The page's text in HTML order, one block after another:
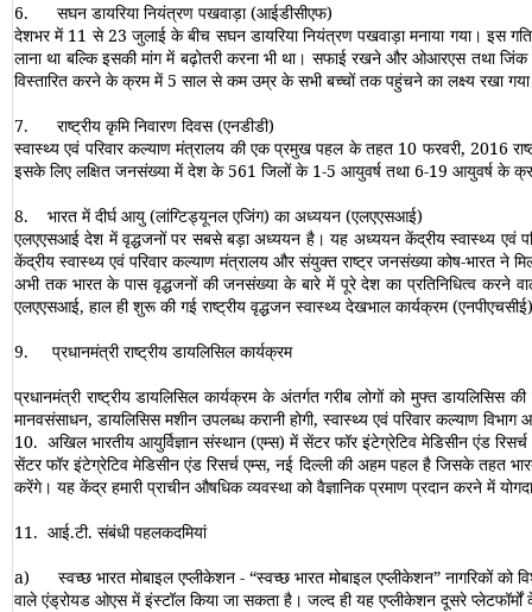
6. सघन डायरिया नियंत्रण पखवाड़ा(आईडीसीएफ)
देशभर में 11 से 23 जुलाई के बीच सघन डायरिया नियंत्रण पखवाड़ा मनाया गया। इस
लाना था बल्कि इसकी मांग में बढ़ोतरी करना भी था। सफाई रखने और ओआरएस तथा
विस्तारित करने के क्रम में 5 साल से कम उम्र के सभी बच्चों तक पहुंचने का लक्ष्य रखा
7. राष्ट्रीय कृमि निवारण दिवस (एनडीडी)
स्वास्थ्य एवं परिवार कल्याण मंत्रालय की एक प्रमुख पहल के तहत 10 फरवरी, 2016
इसके लिए लक्षित जनसंख्या में देश के 561 जिलों के 1-5 आयुवर्ष तथा 6-19 आयुवर्ष के
8. भारत में दीर्घ आयु (लांग्टिड्यूनल एजिंग) का अध्ययन (एलएएसआई)
एलएएसआई देश में वृद्धजनों पर सबसे बड़ा अध्ययन है। यह अध्ययन केंद्रीय स्वास्थ्य एवं
केंद्रीय स्वास्थ्य एवं परिवार कल्याण मंत्रालय और संयुक्त राष्ट्र जनसंख्या कोष-भारत ने
अभी तक भारत के पास वृद्धजनों की जनसंख्या के बारे में पूरे देश का प्रतिनिधित्व करने
एलएएसआई, हाल ही शुरू की गई राष्ट्रीय वृद्धजन स्वास्थ्य देखभाल कार्यक्रम
9. प्रधानमंत्री राष्ट्रीय डायलिसिल कार्यक्रम
प्रधानमंत्री राष्ट्रीय डायलिसिल कार्यक्रम के अंतर्गत गरीब लोगों को मुफ्त डायलिसिस
मानवसंसाधन, डायलिसिस मशीन उपलब्ध करानी होगी, स्वास्थ्य एवं परिवार कल्याण
10. अखिल भारतीय आयुर्विज्ञान संस्थान (एम्स) में सेंटर फॉर इंटेग्रेटिव मेडिसीन एंड रिसर्च
सेंटर फॉर इंटेग्रेटिव मेडिसीन एंड रिसर्च एम्स, नई दिल्ली की अहम पहल है जिसके तहत
करेंगे। यह केंद्र हमारी प्राचीन औषधिक व्यवस्था को वैज्ञानिक प्रमाण प्रदान करने में
11. आई.टी. संबंधी पहलकदमियां
a)स्वच्छ भारत मोबाइल एप्लीकेशन - “स्वच्छ भारत मोबाइल एप्लीकेशन”नागरिकों को
वाले एंड्रोयड ओएस में इंस्टॉल किया जा सकता है। जल्द ही यह एप्लीकेशन दूसरे प्लेटफॉर्मों